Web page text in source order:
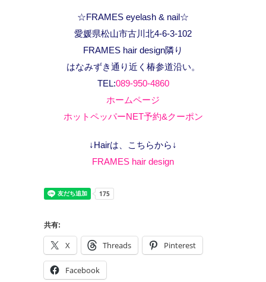
☆FRAMES eyelash & nail☆
愛媛県松山市古川北4-6-3-102
FRAMES hair design隣り
はなみずき通り近く椿参道沿い。
TEL:089-950-4860
ホームページ
ホットペッパーNET予約&クーポン
↓Hairは、こちらから↓
FRAMES hair design
共有:
X Threads Pinterest
Facebook